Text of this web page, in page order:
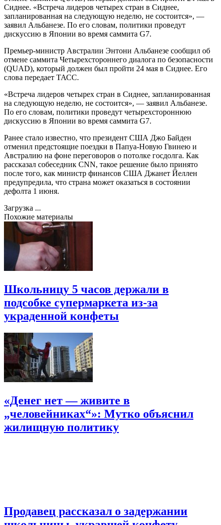
Сиднее. «Встреча лидеров четырех стран в Сиднее,
запланированная на следующую неделю, не состоится», —
заявил Альбанезе. По его словам, политики проведут
дискуссию в Японии во время саммита G7.
Премьер-министр Австралии Энтони Альбанезе сообщил об
отмене саммита Четырехстороннего диалога по безопасности
(QUAD), который должен был пройти 24 мая в Сиднее. Его
слова передает ТАСС.
«Встреча лидеров четырех стран в Сиднее, запланированная
на следующую неделю, не состоится», — заявил Альбанезе.
По его словам, политики проведут четырехстороннюю
дискуссию в Японии во время саммита G7.
Ранее стало известно, что президент США Джо Байден
отменил предстоящие поездки в Папуа-Новую Гвинею и
Австралию на фоне переговоров о потолке госдолга. Как
рассказал собеседник CNN, такое решение было принято
после того, как министр финансов США Джанет Йеллен
предупредила, что страна может оказаться в состоянии
дефолта 1 июня.
Загрузка ...
Похожие материалы
Школьницу 5 часов держали в
подсобке супермаркета из-за
украденной конфеты
«Денег нет — живите в
„человейниках“»: Мутко объяснил
жилищную политику
Продавец рассказал о задержании